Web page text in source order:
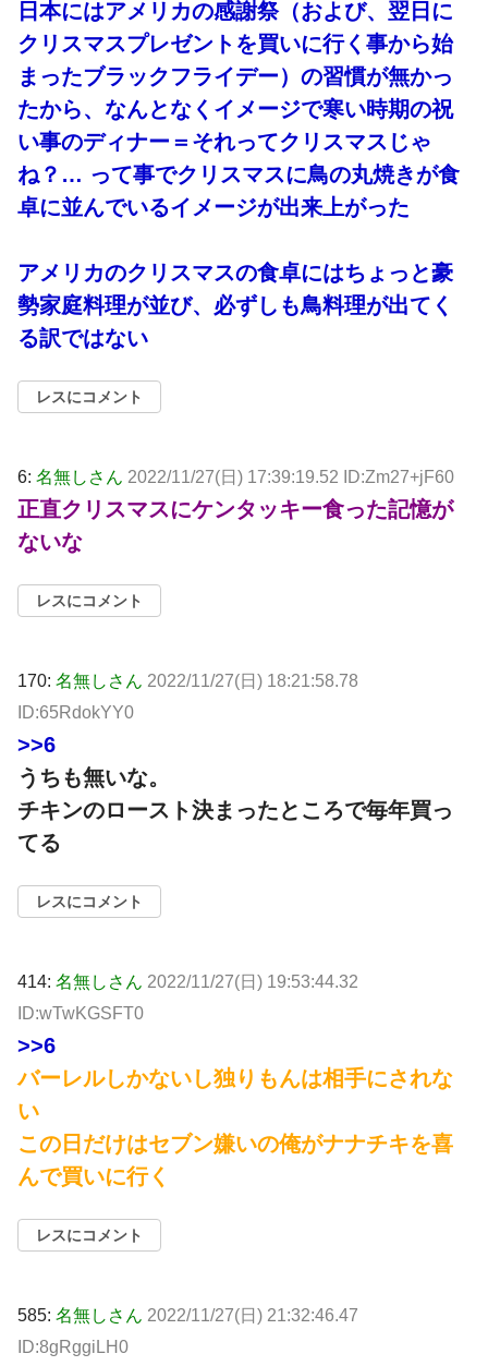
日本にはアメリカの感謝祭（および、翌日に
クリスマスプレゼントを買いに行く事から始
まったブラックフライデー）の習慣が無かっ
たから、なんとなくイメージで寒い時期の祝
い事のディナー＝それってクリスマスじゃ
ね？… って事でクリスマスに鳥の丸焼きが食
卓に並んでいるイメージが出来上がった
アメリカのクリスマスの食卓にはちょっと豪
勢家庭料理が並び、必ずしも鳥料理が出てく
る訳ではない
レスにコメント
6: 名無しさん 2022/11/27(日) 17:39:19.52 ID:Zm27+jF60
正直クリスマスにケンタッキー食った記憶が
ないな
レスにコメント
170: 名無しさん 2022/11/27(日) 18:21:58.78
ID:65RdokYY0
>>6
うちも無いな。
チキンのロースト決まったところで毎年買っ
てる
レスにコメント
414: 名無しさん 2022/11/27(日) 19:53:44.32
ID:wTwKGSFT0
>>6
バーレルしかないし独りもんは相手にされな
い
この日だけはセブン嫌いの俺がナナチキを喜
んで買いに行く
レスにコメント
585: 名無しさん 2022/11/27(日) 21:32:46.47
ID:8gRggiLH0